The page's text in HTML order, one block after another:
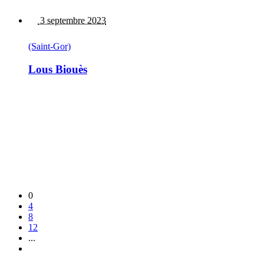
3 septembre 2023
(Saint-Gor)
Lous Biouès
0
4
8
12
...